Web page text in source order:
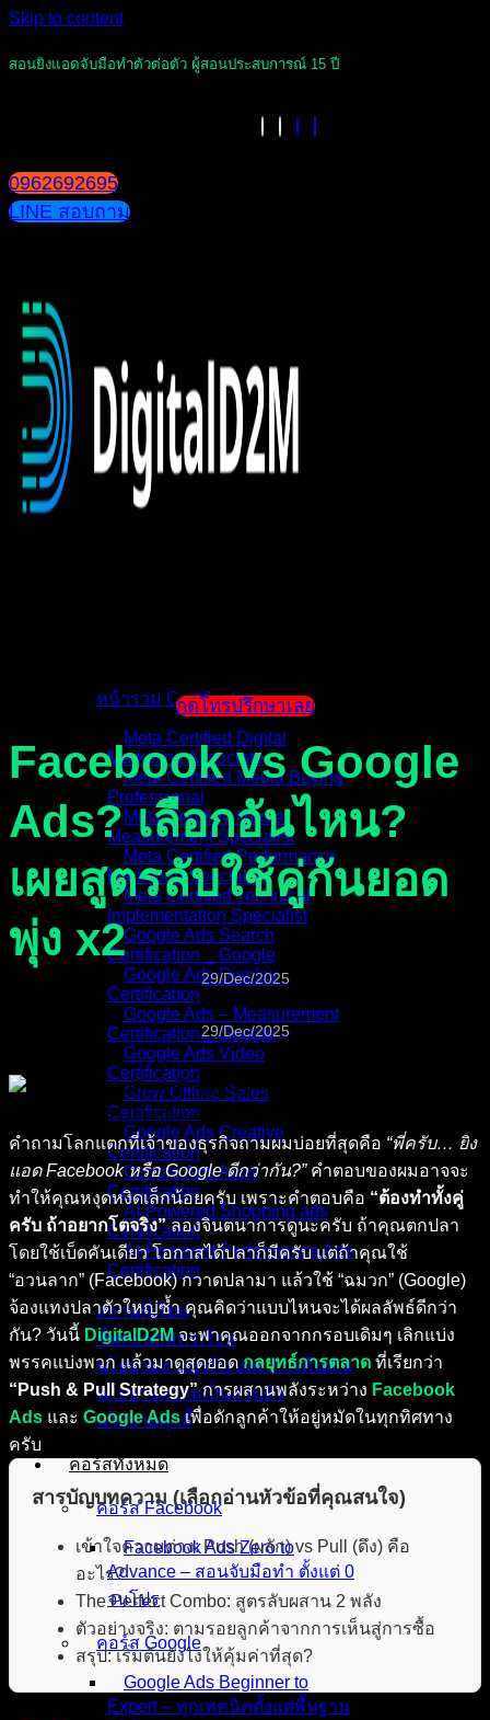
Skip to content
สอนยิงแอดจับมือทำตัวต่อตัว ผู้สอนประสบการณ์ 15 ปี
0962692695
LINE สอบถาม
หน้ารวม Certificate
Meta Certified Digital
Marketing Associate
Meta Certified Media Buying
Professional
Meta Certified Media
Measurement Specialist
Meta Certified Performance
Marketing Specialist
Meta Certified Technical
Implementation Specialist
Google Ads Search
Certification _ Google
Google Ads Display
Certification
Google Ads – Measurement
Certification _ Google
Google Ads Video
Certification
Grow Offline Sales
Certification
Google Ads Creative
Certification
Google Ads Apps
Certification
AI-Powered Shopping ads
Certification
AI-Powered Performance Ads
Certification
สถานที่เรียน
ขั้นตอนสมัครเรียน
นโยบายทางธุรกิจ และ การคืนเงิน
นโยบายความเป็นส่วนตัว
นโยบายคุกกี้
คอร์สทั้งหมด
คอร์ส Facebook
Facebook Ads Zero to
Advance – สอนจับมือทำ ตั้งแต่ 0
จนโปร
คอร์ส Google
Google Ads Beginner to
Expert – ทุกเทคนิคตั้งแต่พื้นฐาน
กดโทรปรึกษาเลย
Facebook vs Google
Ads? เลือกอันไหน?
เผยสูตรลับใช้คู่กันยอด
พุ่ง x2
29/Dec/2025
29/Dec/2025
คำถามโลกแตกที่เจ้าของธุรกิจถามผมบ่อยที่สุดคือ “พี่ครับ… ยิง
แอด Facebook หรือ Google ดีกว่ากัน?”คำตอบของผมอาจจะ
ทำให้คุณหงุดหงิดเล็กน้อยครับ เพราะคำตอบคือ “ต้องทำทั้งคู่
ครับ ถ้าอยากโตจริง”ลองจินตนาการดูนะครับ ถ้าคุณตกปลา
โดยใช้เบ็ดคันเดียว โอกาสได้ปลาก็มีครับ แต่ถ้าคุณใช้
“อวนลาก” (Facebook) กวาดปลามา แล้วใช้ “ฉมวก” (Google)
จ้องแทงปลาตัวใหญ่ซ้ำ คุณคิดว่าแบบไหนจะได้ผลลัพธ์ดีกว่า
กัน? วันนี้ DigitalD2Mจะพาคุณออกจากกรอบเดิมๆ เลิกแบ่ง
พรรคแบ่งพวก แล้วมาดูสุดยอดกลยุทธ์การตลาด ที่เรียกว่า
“Push & Pull Strategy”การผสานพลังระหว่าง Facebook
Ads และ Google Adsเพื่อดักลูกค้าให้อยู่หมัดในทุกทิศทาง
ครับ
สารบัญบทความ (เลือกอ่านหัวข้อที่คุณสนใจ)
เข้าใจความต่าง: Push (ผลัก) vs Pull (ดึง) คือ
อะไร?
The Perfect Combo: สูตรลับผสาน 2 พลัง
ตัวอย่างจริง: ตามรอยลูกค้าจากการเห็นสู่การซื้อ
สรุป: เริ่มต้นยังไงให้คุ้มค่าที่สุด?